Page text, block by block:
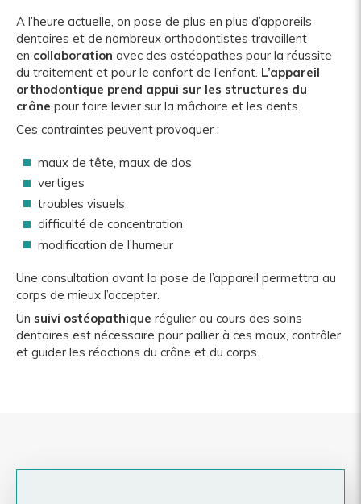
A l’heure actuelle, on pose de plus en plus d’appareils
dentaires et de nombreux orthodontistes travaillent
en collaboration avec des ostéopathes pour la réussite
du traitement et pour le confort de l’enfant. L’appareil
orthodontique prend appui sur les structures du
crâne pour faire levier sur la mâchoire et les dents.
Ces contraintes peuvent provoquer :
maux de tête, maux de dos
vertiges
troubles visuels
difficulté de concentration
modification de l’humeur
Une consultation avant la pose de l’appareil permettra au
corps de mieux l’accepter.
Un suivi ostéopathique régulier au cours des soins
dentaires est nécessaire pour pallier à ces maux, contrôler
et guider les réactions du crâne et du corps.